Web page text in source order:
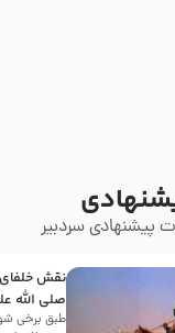
پیشنهادی سردبیر
نقش خلفای
صلی الله
طبق برخی